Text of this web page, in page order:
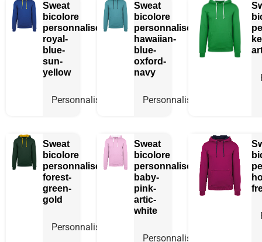
Sweat
bicolore
personnalisé
royal-
blue-
sun-
yellow
Personnaliser
Sweat
bicolore
personnalisé
hawaiian-
blue-
oxford-
navy
Personnaliser
Sweat
bicolore
personnalisé
forest-
green-
gold
Personnaliser
Sweat
bicolore
personnalisé
baby-
pink-
artic-
white
Personnaliser